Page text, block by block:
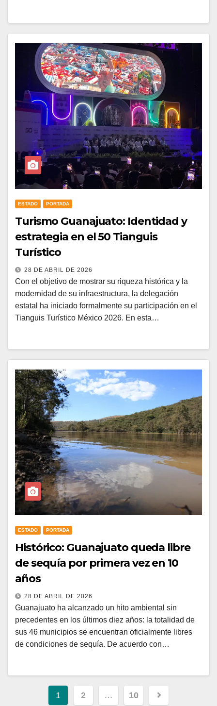
ESTADO PORTADA
Turismo Guanajuato: Identidad y
estrategia en el 50 Tianguis
Turístico
28 DE ABRIL DE 2026
Con el objetivo de mostrar su riqueza histórica y la
modernidad de su infraestructura, la delegación
estatal ha iniciado formalmente su participación en el
Tianguis Turístico México 2026. En esta…
ESTADO PORTADA
Histórico: Guanajuato queda libre
de sequía por primera vez en 10
años
28 DE ABRIL DE 2026
Guanajuato ha alcanzado un hito ambiental sin
precedentes en los últimos diez años: la totalidad de
sus 46 municipios se encuentran oficialmente libres
de condiciones de sequía. De acuerdo con…
1 2 … 10